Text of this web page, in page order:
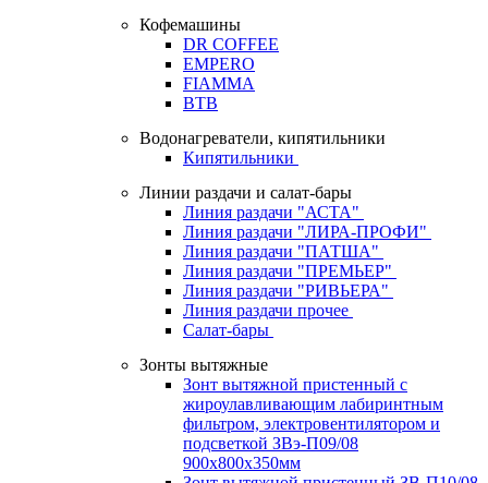
Кофемашины
DR COFFEE
EMPERO
FIAMMA
BTB
Водонагреватели, кипятильники
Кипятильники
Линии раздачи и салат-бары
Линия раздачи "АСТА"
Линия раздачи "ЛИРА-ПРОФИ"
Линия раздачи "ПАТША"
Линия раздачи "ПРЕМЬЕР"
Линия раздачи "РИВЬЕРА"
Линия раздачи прочее
Салат-бары
Зонты вытяжные
Зонт вытяжной пристенный с
жироулавливающим лабиринтным
фильтром, электровентилятором и
подсветкой ЗВэ-П09/08
900х800х350мм